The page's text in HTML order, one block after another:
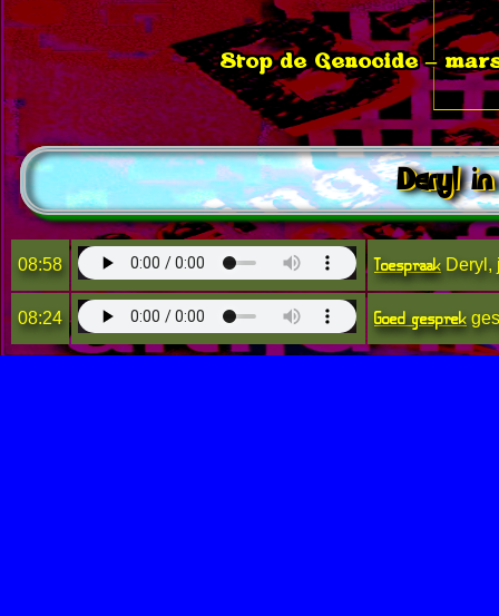
Stop de Genocide –
Deryl
08:58 Toespraak Deryl,
08:24 Goed gesprek